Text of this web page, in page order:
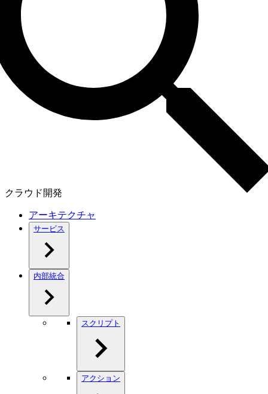
クラウド開発
アーキテクチャ
サービス
内部統合
スクリプト
アクション